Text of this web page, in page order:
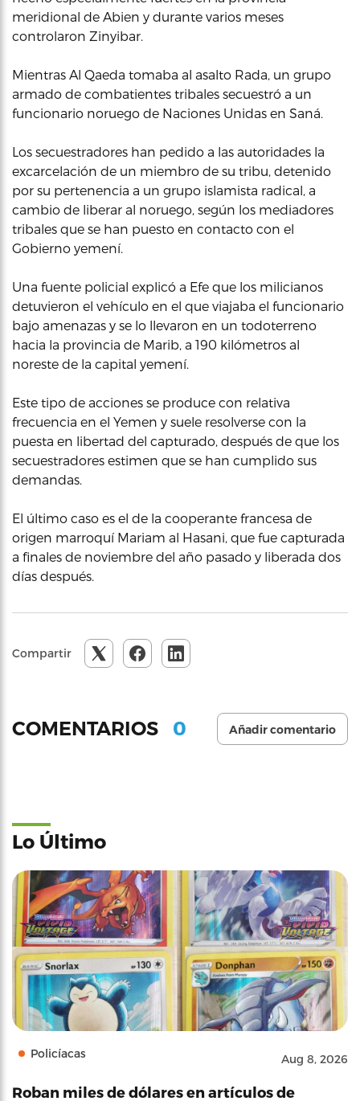
meridional de Abien y durante varios meses
controlaron Zinyibar.
Mientras Al Qaeda tomaba al asalto Rada, un grupo
armado de combatientes tribales secuestró a un
funcionario noruego de Naciones Unidas en Saná.
Los secuestradores han pedido a las autoridades la
excarcelación de un miembro de su tribu, detenido
por su pertenencia a un grupo islamista radical, a
cambio de liberar al noruego, según los mediadores
tribales que se han puesto en contacto con el
Gobierno yemení.
Una fuente policial explicó a Efe que los milicianos
detuvieron el vehículo en el que viajaba el funcionario
bajo amenazas y se lo llevaron en un todoterreno
hacia la provincia de Marib, a 190 kilómetros al
noreste de la capital yemení.
Este tipo de acciones se produce con relativa
frecuencia en el Yemen y suele resolverse con la
puesta en libertad del capturado, después de que los
secuestradores estimen que se han cumplido sus
demandas.
El último caso es el de la cooperante francesa de
origen marroquí Mariam al Hasani, que fue capturada
a finales de noviembre del año pasado y liberada dos
días después.
Compartir
COMENTARIOS 0 Añadir comentario
Lo Último
Policíacas Aug 8, 2026
Roban miles de dólares en artículos de